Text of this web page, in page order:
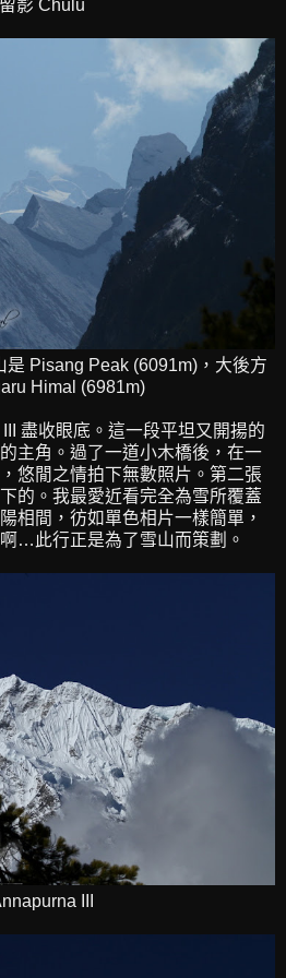
留影 Chulu
是 Pisang Peak (6091m)，大後方
Himal (6981m)
盡收眼底。這一段平坦又開揚的
主角。過了一道小木橋後，在一
悠閒之情拍下無數照片。第二張
的。我最愛近看完全為雪所覆蓋
相間，彷如單色相片一樣簡單，
…此行正是為了雪山而策劃。
III